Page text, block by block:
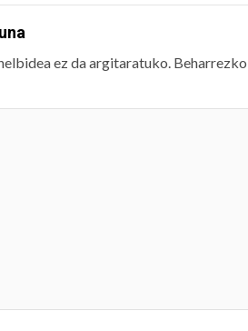
ez da argitaratuko.